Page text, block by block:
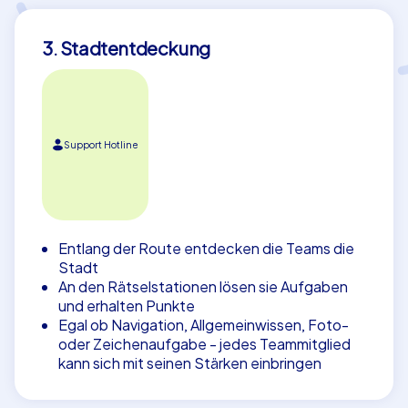
3. Stadtentdeckung
Support Hotline
Entlang der Route entdecken die Teams die
Stadt
An den Rätselstationen lösen sie Aufgaben
und erhalten Punkte
Egal ob Navigation, Allgemeinwissen, Foto-
oder Zeichenaufgabe - jedes Teammitglied
kann sich mit seinen Stärken einbringen